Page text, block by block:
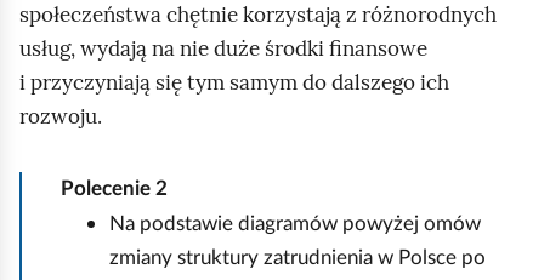
społeczeństwa chętnie korzystają z różnorodnych
usług, wydają na nie duże środki finansowe
i przyczyniają się tym samym do dalszego ich
rozwoju.
Polecenie 2
Na podstawie diagramów powyżej omów
zmiany struktury zatrudnienia w Polsce po